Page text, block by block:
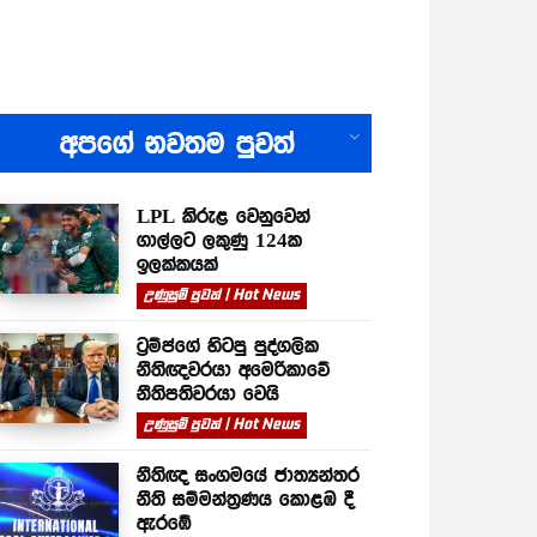
අපගේ නවතම පුවත්
LPL කිරුළ වෙනුවෙන්
ගාල්ලට ලකුණු 124ක
ඉලක්කයක්
උණුසුම් පුවත් | Hot News
ට්‍රම්ප්ගේ හිටපු පුද්ගලික
නීතිඥවරයා අමෙරිකාවේ
නීතිපතිවරයා වෙයි
උණුසුම් පුවත් | Hot News
නීතිඥ සංගමයේ ජාත්‍යන්තර
නීති සම්මන්ත්‍රණය කොළඹ දී
ඇරඹේ